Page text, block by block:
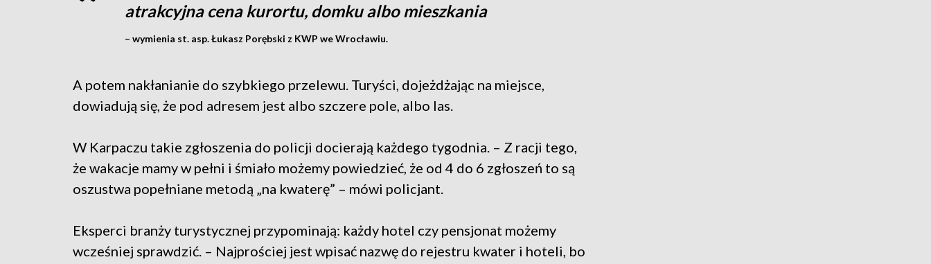
atrakcyjna cena kurortu, domku albo mieszkania
– wymienia st. asp. Łukasz Porębski z KWP we Wrocławiu.
A potem nakłanianie do szybkiego przelewu. Turyści, dojeżdżając na miejsce,
dowiadują się, że pod adresem jest albo szczere pole, albo las.
W Karpaczu takie zgłoszenia do policji docierają każdego tygodnia. – Z racji tego,
że wakacje mamy w pełni i śmiało możemy powiedzieć, że od 4 do 6 zgłoszeń to są
oszustwa popełniane metodą „na kwaterę” – mówi policjant.
Eksperci branży turystycznej przypominają: każdy hotel czy pensjonat możemy
wcześniej sprawdzić. – Najprościej jest wpisać nazwę do rejestru kwater i hoteli, bo